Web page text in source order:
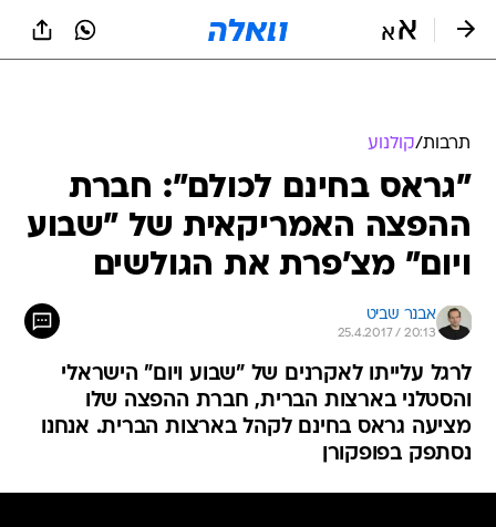
תרבות/קולנוע
"גראס בחינם לכולם": חברת
ההפצה האמריקאית של "שבוע
ויום" מצ'פרת את הגולשים
אבנר שביט
25.4.2017 / 20:13
לרגל עלייתו לאקרנים של "שבוע ויום" הישראלי
והסטלני בארצות הברית, חברת ההפצה שלו
מציעה גראס בחינם לקהל בארצות הברית. אנחנו
נסתפק בפופקורן